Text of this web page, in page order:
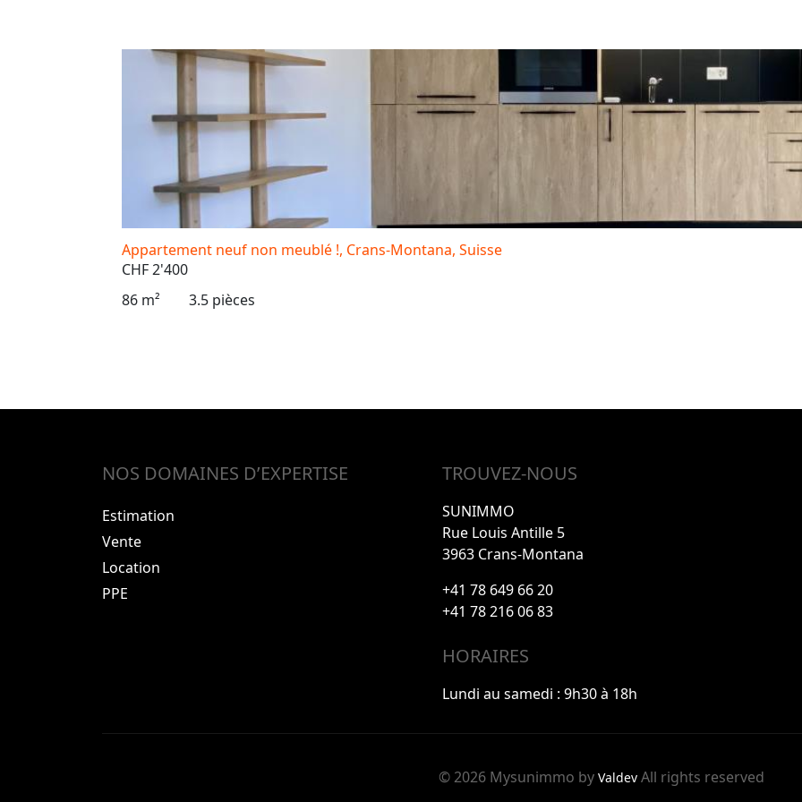
Appartement neuf non meublé !, Crans-Montana, Suisse
CHF 2'400
86 m²
3.5 pièces
NOS DOMAINES D’EXPERTISE
Estimation
Vente
Location
PPE
TROUVEZ-NOUS
SUNIMMO
Rue Louis Antille 5
3963 Crans-Montana
+41 78 649 66 20
+41 78 216 06 83
HORAIRES
Lundi au samedi : 9h30 à 18h
© 2026 Mysunimmo by Valdev All rights reserved